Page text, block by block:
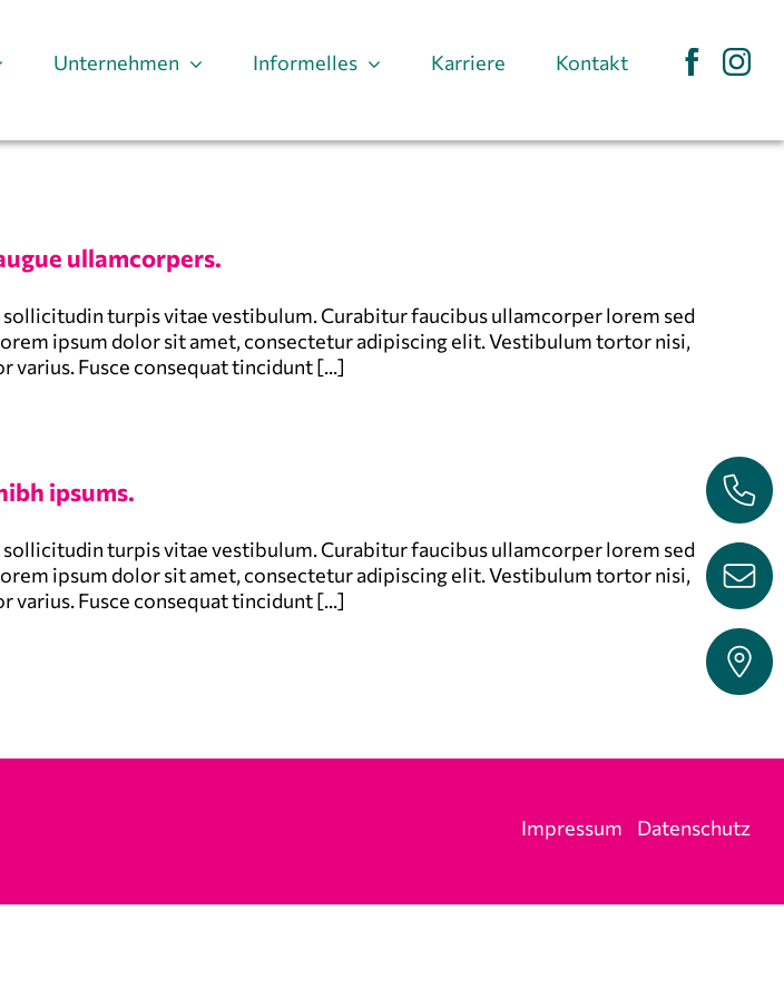
Unternehmen Informelles Karriere Kontakt
ullamcorpers.
turpis vitae vestibulum. Curabitur faucibus ullamcorper lorem sed
ipsum dolor sit amet, consectetur adipiscing elit. Vestibulum tortor nisi,
Fusce consequat tincidunt [...]
ipsums.
turpis vitae vestibulum. Curabitur faucibus ullamcorper lorem sed
ipsum dolor sit amet, consectetur adipiscing elit. Vestibulum tortor nisi,
Fusce consequat tincidunt [...]
Impressum Datenschutz